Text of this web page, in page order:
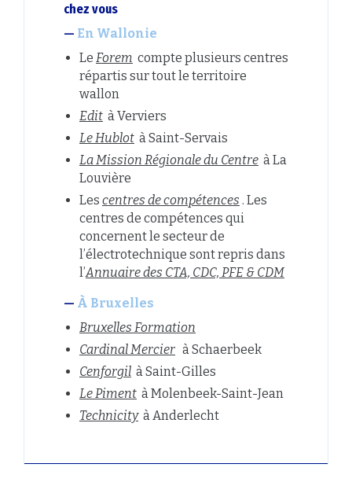
chez vous
En Wallonie
Le Forem compte plusieurs centres
répartis sur tout le territoire
wallon
Edit à Verviers
Le Hublot à Saint-Servais
La Mission Régionale du Centre à La
Louvière
Les centres de compétences . Les
centres de compétences qui
concernent le secteur de
l’électrotechnique sont repris dans
l’Annuaire des CTA, CDC, PFE & CDM
À Bruxelles
Bruxelles Formation
Cardinal Mercier à Schaerbeek
Cenforgil à Saint-Gilles
Le Piment à Molenbeek-Saint-Jean
Technicity à Anderlecht